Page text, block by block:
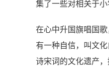
集了一些对相关于
在心中升国旗唱国
有一种自信，叫文
诗宋词的文化遗产，